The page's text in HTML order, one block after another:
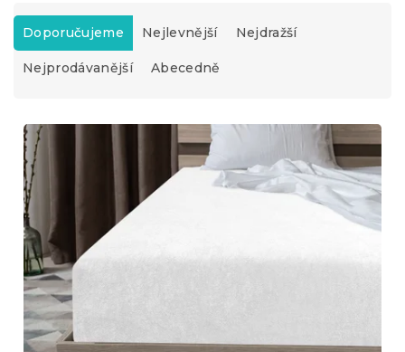
Ř
z
e
p
o
d
u
k
ů
Doporučujeme Nejlevnější Nejdražší
Nejprodávanější Abecedně
V
p
p
o
d
u
k